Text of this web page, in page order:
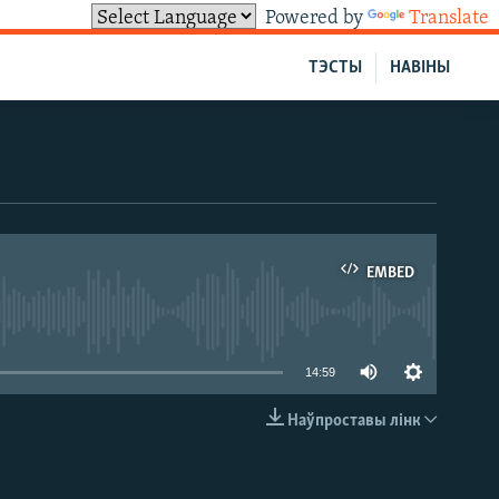
Powered by Translate
НАВІНЫ
ТЭСТЫ
EMBED
14:59
Наўпроставы лінк